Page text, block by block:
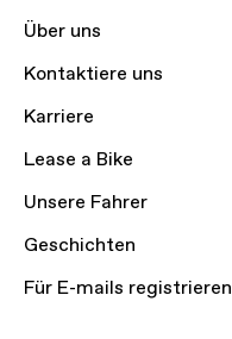
Über uns
Kontaktiere uns
Karriere
Lease a Bike
Unsere Fahrer
Geschichten
Für E-mails registrieren